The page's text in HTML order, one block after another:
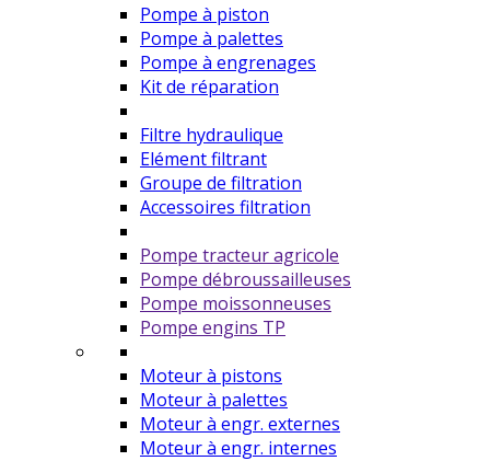
Pompe à piston
Pompe à palettes
Pompe à engrenages
Kit de réparation
Filtre hydraulique
Elément filtrant
Groupe de filtration
Accessoires filtration
Pompe tracteur agricole
Pompe débroussailleuses
Pompe moissonneuses
Pompe engins TP
Moteur à pistons
Moteur à palettes
Moteur à engr. externes
Moteur à engr. internes